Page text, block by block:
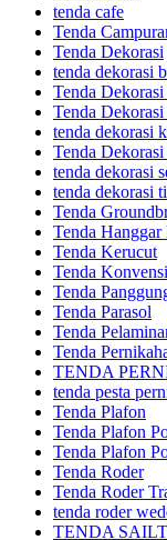
tenda cafe
Tenda
Tenda Dekorasi
tenda dekorasi
Tenda
Tenda
tenda dekorasi
Tenda
tenda dekorasi
tenda dekorasi
Tenda
Tenda
Tenda Kerucut
Tenda
Tenda
Tenda Parasol
Tenda
Tenda
TENDA
tenda pesta
Tenda Plafon
Tenda Plafon
Tenda Plafon
Tenda Roder
Tenda Roder
tenda roder
TENDA